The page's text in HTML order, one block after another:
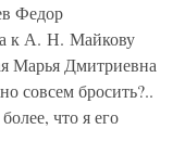
Федор
к А. Н. Майкову
Марья Дмитриевна
совсем бросить?..
что я его